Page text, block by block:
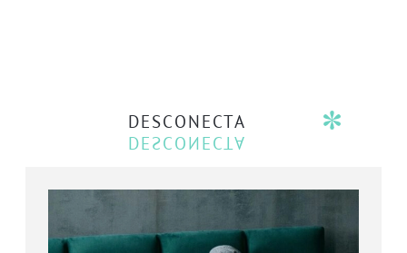
DESCONECTA